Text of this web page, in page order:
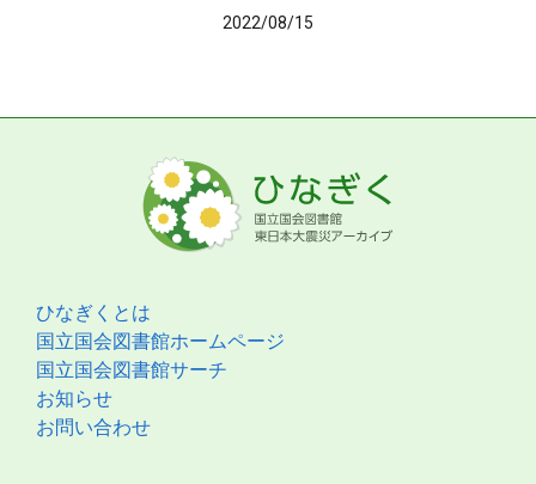
2022/08/15
ひなぎくとは
国立国会図書館ホームページ
国立国会図書館サーチ
お知らせ
お問い合わせ